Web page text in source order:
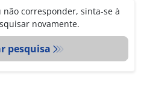
corresponder, sinta-se à
novamente.
pesquisa